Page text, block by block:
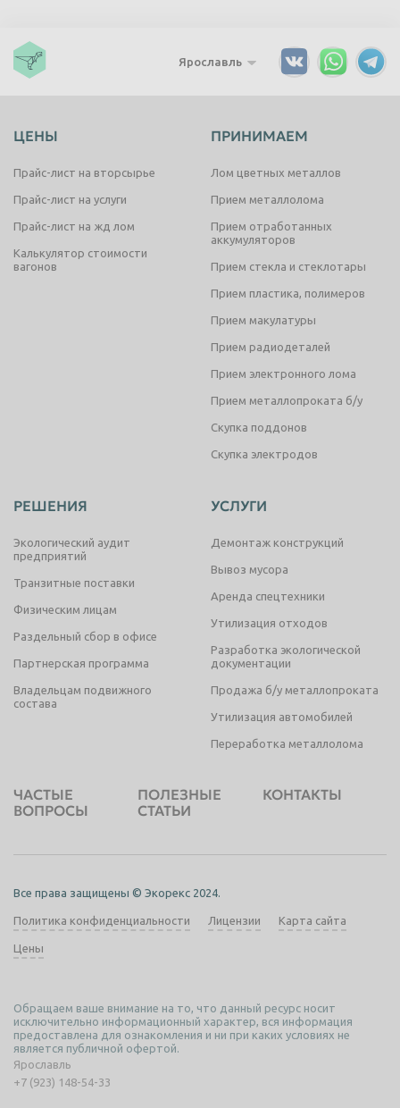
Ярославль
ЦЕНЫ
Прайс-лист на вторсырье
Прайс-лист на услуги
Прайс-лист на жд лом
Калькулятор стоимости
вагонов
ПРИНИМАЕМ
Лом цветных металлов
Прием металлолома
Прием отработанных
аккумуляторов
Прием стекла и стеклотары
Прием пластика, полимеров
Прием макулатуры
Прием радиодеталей
Прием электронного лома
Прием металлопроката б/у
Скупка поддонов
Скупка электродов
РЕШЕНИЯ
Экологический аудит
предприятий
Транзитные поставки
Физическим лицам
Раздельный сбор в офисе
Партнерская программа
Владельцам подвижного
состава
УСЛУГИ
Демонтаж конструкций
Вывоз мусора
Аренда спецтехники
Утилизация отходов
Разработка экологической
документации
Продажа б/у металлопроката
Утилизация автомобилей
Переработка металлолома
ЧАСТЫЕ
ВОПРОСЫ
ПОЛЕЗНЫЕ
СТАТЬИ
КОНТАКТЫ
Все права защищены © Экорекс 2024.
Политика конфиденциальности Лицензии Карта сайта
Цены
Обращаем ваше внимание на то, что данный ресурс носит
исключительно информационный характер, вся информация
предоставлена для ознакомления и ни при каких условиях не
является публичной офертой.
Ярославль
+7 (923) 148-54-33